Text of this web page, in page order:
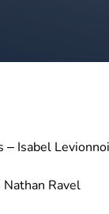
– Isabel
Ravel